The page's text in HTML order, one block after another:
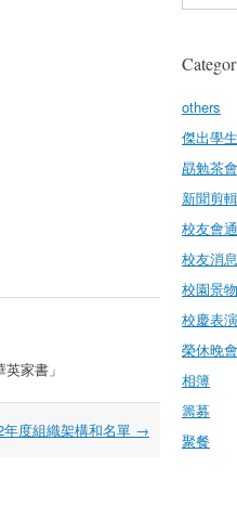
家書」
度組織架構和名單 →
others
傑出學生
勗勉茶會
新聞剪輯
校友會
校友消息
校園景物
校慶表演
榮休晚會
相簿
籌募
聚餐